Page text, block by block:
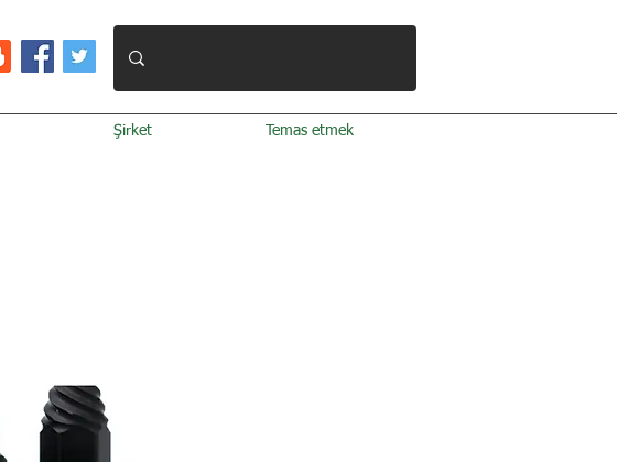
Şirket Temas etmek